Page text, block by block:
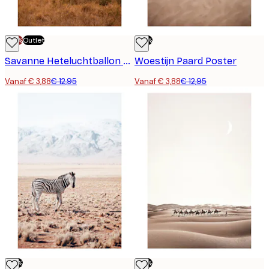
-70%Outlet
Savanne Heteluchtballon Poster
Vanaf € 3,88€ 12,95
-70%
Woestijn Paard Poster
Vanaf € 3,88€ 12,95
-70% -70%